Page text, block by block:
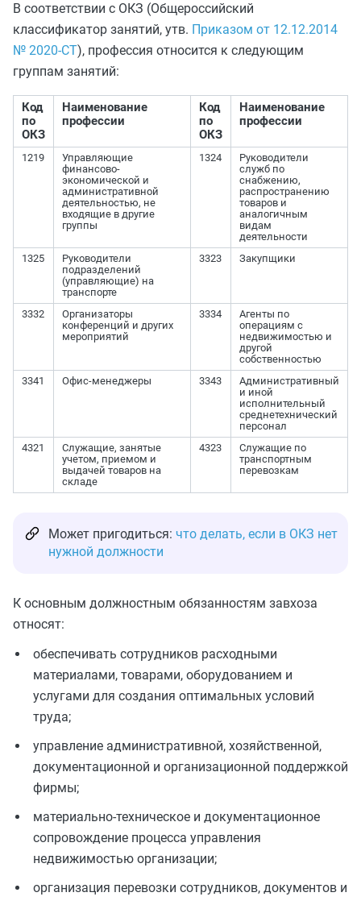
В соответствии с ОКЗ (Общероссийский
классификатор занятий, утв. Приказом от 12.12.2014
№ 2020-СТ), профессия относится к следующим
группам занятий:
Код
по
ОКЗ
Наименование
профессии
Код
по
ОКЗ
Наименование
профессии
1219
Управляющие
финансово-
экономической и
административной
деятельностью, не
входящие в другие
группы
1324
Руководители
служб по
снабжению,
распространению
товаров и
аналогичным
видам
деятельности
1325
Руководители
подразделений
(управляющие) на
транспорте
3323 Закупщики
3332
Организаторы
конференций и других
мероприятий
3334
Агенты по
операциям с
недвижимостью и
другой
собственностью
3341
Офис-менеджеры 3343
Административный
и иной
исполнительный
среднетехнический
персонал
4321
Служащие, занятые
учетом, приемом и
выдачей товаров на
складе
4323
Служащие по
транспортным
перевозкам
Может пригодиться: что делать, если в ОКЗ нет
нужной должности
К основным должностным обязанностям завхоза
относят:
обеспечивать сотрудников расходными
материалами, товарами, оборудованием и
услугами для создания оптимальных условий
труда;
управление административной, хозяйственной,
документационной и организационной поддержкой
фирмы;
материально-техническое и документационное
сопровождение процесса управления
недвижимостью организации;
организация перевозки сотрудников, документов и